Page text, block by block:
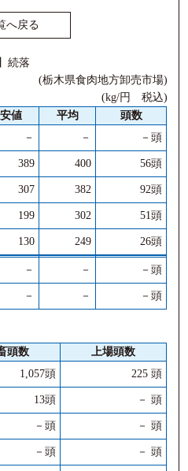
へ戻る
続落
(栃木県食肉地方卸売市場)
(kg/円 税込)
安値 平均
頭数
－ － －頭
389 400 56頭
307 382 92頭
199 302 51頭
130 249 26頭
－ － －頭
－ － －頭
頭数
上場頭数
1,057頭 225 頭
13頭 － 頭
－頭 － 頭
－頭 － 頭